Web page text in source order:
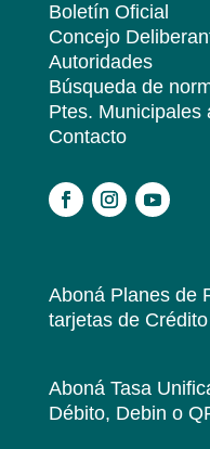
Boletín Oficial
Concejo
Autoridades
Búsqueda de
Ptes. Municipales
Contacto
Aboná Planes de
tarjetas de
Aboná Tasa
Débito, Debin o